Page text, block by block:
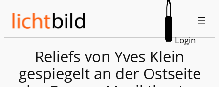
Inhalt
springen
Login
Reliefs von Yves Klein
gespiegelt an der Ostseite